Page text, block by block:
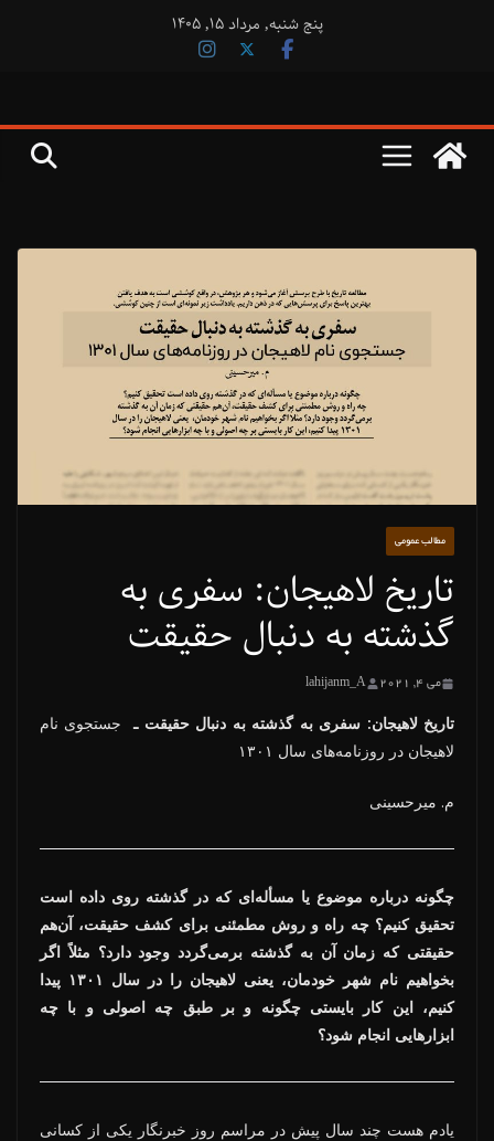
پنج شنبه, مرداد ۱۵, ۱۴۰۵
مطالب عمومی
تاریخ لاهیجان: سفری به
گذشته به دنبال حقیقت
می 4, 2021 lahijanm_A
تاریخ لاهیجان: سفری به گذشته به دنبال حقیقت ـ جستجوی نام
لاهیجان در روزنامه‌های سال ۱۳۰۱
م. میرحسینی
چگونه درباره موضوع یا مسأله‌ای که در گذشته روی داده است
تحقیق کنیم؟ چه راه و روش مطمئنی برای کشف حقیقت، آن‌هم
حقیقتی که زمان آن به گذشته برمی‌گردد وجود دارد؟ مثلاً اگر
بخواهیم نام شهر خودمان، یعنی لاهیجان را در سال ۱۳۰۱ پیدا
کنیم، این کار بایستی چگونه و بر طبق چه اصولی و با چه
ابزارهایی انجام شود؟
یادم هست چند سال پیش در مراسم روز خبرنگار یکی از کسانی